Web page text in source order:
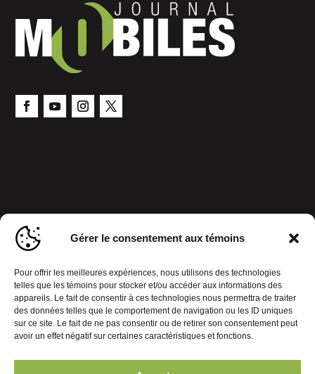
Gérer le consentement aux témoins
Pour offrir les meilleures expériences, nous utilisons des technologies
telles que les témoins pour stocker et/ou accéder aux informations des
appareils. Le fait de consentir à ces technologies nous permettra de traiter
des données telles que le comportement de navigation ou les ID uniques
sur ce site. Le fait de ne pas consentir ou de retirer son consentement peut
avoir un effet négatif sur certaines caractéristiques et fonctions.